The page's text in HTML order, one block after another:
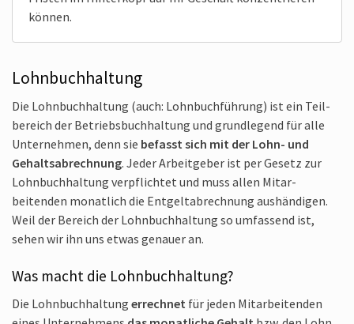
können.
Lohnbuchhaltung
Die Lohnbuch­haltung (auch: Lohnbuch­führung) ist ein Teil­
bereich der Betriebs­buch­haltung und grund­legend für alle
Unternehmen, denn sie befasst sich mit der Lohn- und
Gehalts­abrechnung. Jeder Arbeit­geber ist per Gesetz zur
Lohn­buchhaltung verpflichtet und muss allen Mitar­
beitenden monatlich die Entgelt­abrechnung aushändigen.
Weil der Bereich der Lohn­buchhaltung so umfassend ist,
sehen wir ihn uns etwas genauer an.
Was macht die Lohnbuchhaltung?
Die Lohnbuch­haltung errechnet für jeden Mitar­beitenden